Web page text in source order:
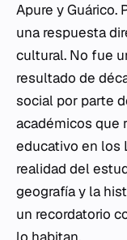
Apure y Guárico.
una respuesta
cultural. No fue
resultado de
social por parte
académicos que
educativo en los
realidad del
geografía y la
un recordatorio